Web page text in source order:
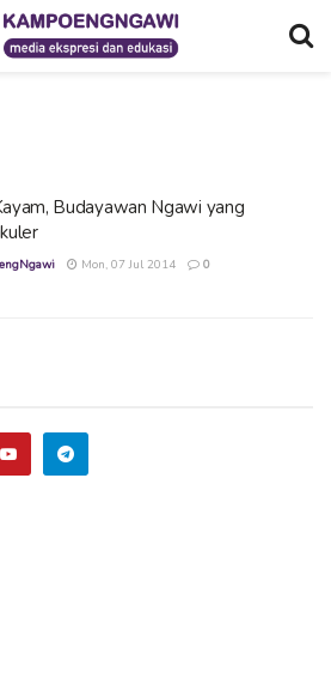
Budayawan Ngawi yang
Mon, 07 Jul 2014 0